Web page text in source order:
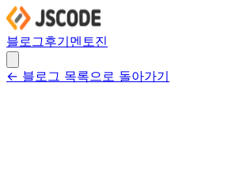
블로그후기멘토진
← 블로그 목록으로 돌아가기